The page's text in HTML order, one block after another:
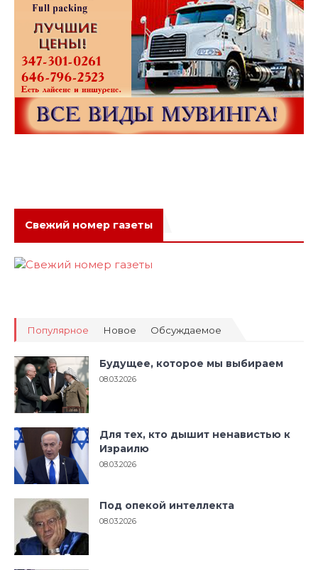
Свежий номер газеты
Популярное Новое Обсуждаемое
Будущее, которое мы выбираем
08.03.2026
Для тех, кто дышит ненавистью к
Израилю
08.03.2026
Под опекой интеллекта
08.03.2026